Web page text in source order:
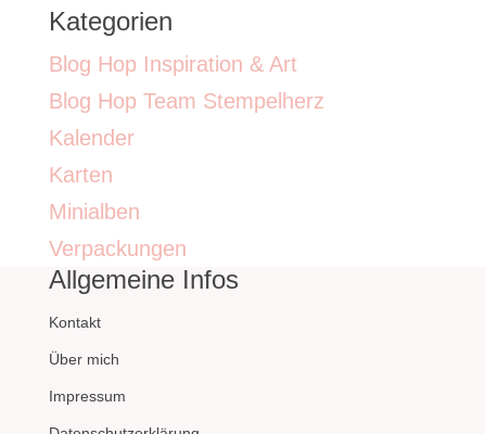
Kategorien
Blog Hop Inspiration & Art
Blog Hop Team Stempelherz
Kalender
Karten
Minialben
Verpackungen
Allgemeine Infos
Kontakt
Über mich
Impressum